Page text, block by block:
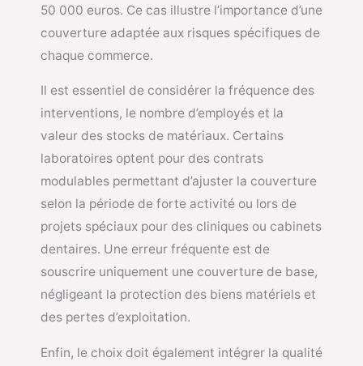
50 000 euros. Ce cas illustre l’importance d’une
couverture adaptée aux risques spécifiques de
chaque commerce.
Il est essentiel de considérer la fréquence des
interventions, le nombre d’employés et la
valeur des stocks de matériaux. Certains
laboratoires optent pour des contrats
modulables permettant d’ajuster la couverture
selon la période de forte activité ou lors de
projets spéciaux pour des cliniques ou cabinets
dentaires. Une erreur fréquente est de
souscrire uniquement une couverture de base,
négligeant la protection des biens matériels et
des pertes d’exploitation.
Enfin, le choix doit également intégrer la qualité